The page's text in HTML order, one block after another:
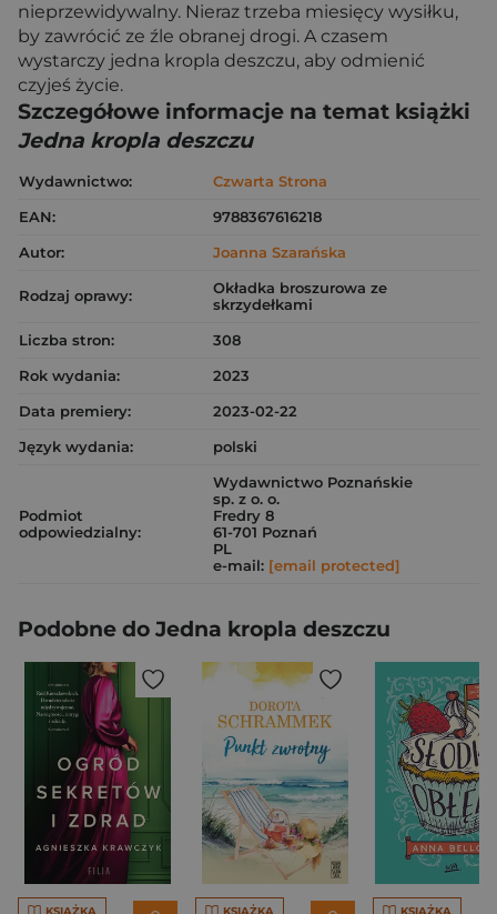
nieprzewidywalny. Nieraz trzeba miesięcy wysiłku,
by zawrócić ze źle obranej drogi. A czasem
wystarczy jedna kropla deszczu, aby odmienić
czyjeś życie.
Szczegółowe informacje na temat książki
Jedna kropla deszczu
Wydawnictwo:
Czwarta Strona
EAN:
9788367616218
Autor:
Joanna Szarańska
Rodzaj oprawy:
Okładka broszurowa ze
skrzydełkami
Liczba stron:
308
Rok wydania:
2023
Data premiery:
2023-02-22
Język wydania:
polski
Podmiot
odpowiedzialny:
Wydawnictwo Poznańskie
sp. z o. o.
Fredry 8
61-701 Poznań
PL
e-mail: [email protected]
Podobne do Jedna kropla deszczu
KSIĄŻKA KSIĄŻKA KSIĄŻKA